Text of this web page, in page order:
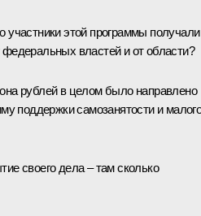
участники этой программы получали
властей и от области?
рублей в целом было направлено
поддержки самозанятости и
своего дела – там сколько